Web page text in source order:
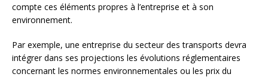
compte ces éléments propres à l’entreprise et à son
environnement.
Par exemple, une entreprise du secteur des transports devra
intégrer dans ses projections les évolutions réglementaires
concernant les normes environnementales ou les prix du